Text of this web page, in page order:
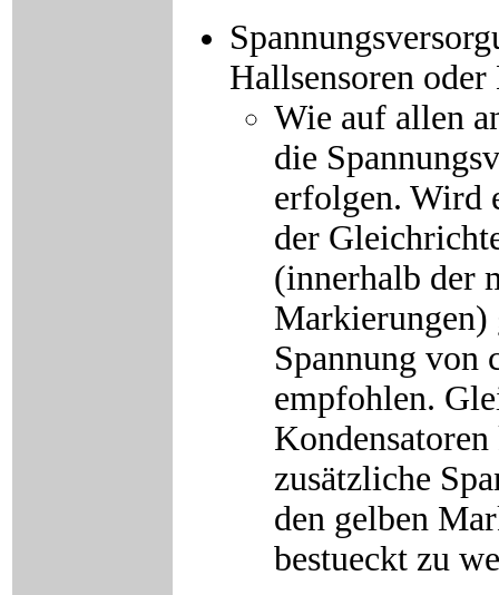
Hallsensoren
Wie auf allen
die
erfolgen. Wird
der
(innerhalb der
Markierungen)
Spannung von
empfohlen.
zusätzliche
den gelben
bestueckt zu